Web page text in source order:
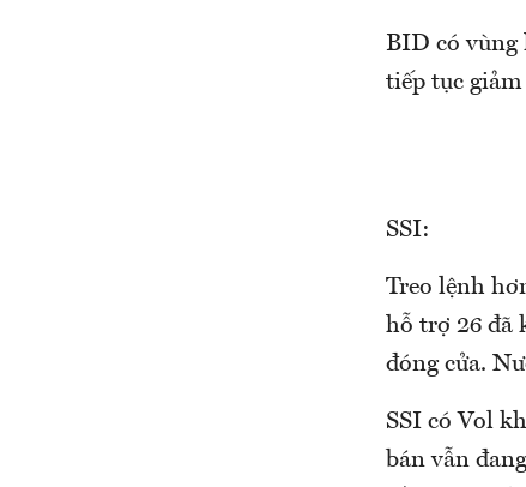
BID có vùng
tiếp tục
SSI:
Treo lệnh
hỗ trợ 26 đã
đóng cửa.
SSI có Vol
bán vẫn